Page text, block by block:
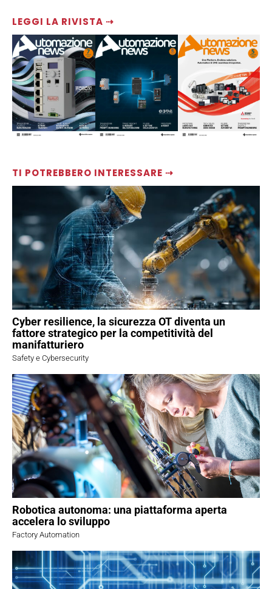
LEGGI LA RIVISTA ⇢
TI POTREBBERO INTERESSARE ⇢
Cyber resilience, la sicurezza OT diventa un
fattore strategico per la competitività del
manifatturiero
Safety e Cybersecurity
Robotica autonoma: una piattaforma aperta
accelera lo sviluppo
Factory Automation